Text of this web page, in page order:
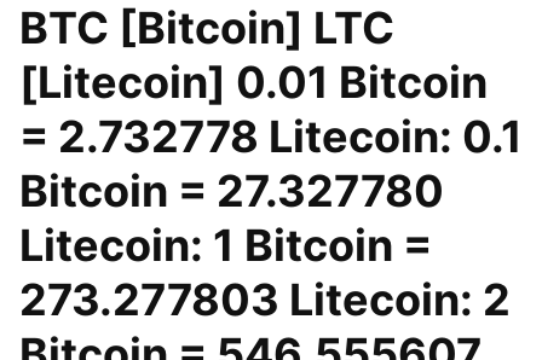
BTC [Bitcoin] LTC
[Litecoin] 0.01 Bitcoin
= 2.732778 Litecoin: 0.1
Bitcoin = 27.327780
Litecoin: 1 Bitcoin =
273.277803 Litecoin: 2